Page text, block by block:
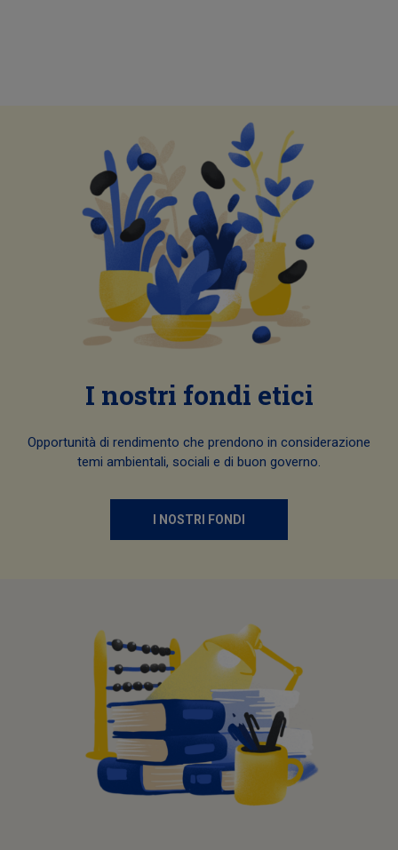
I nostri fondi etici
Opportunità di rendimento che prendono in considerazione
temi ambientali, sociali e di buon governo.
I NOSTRI FONDI